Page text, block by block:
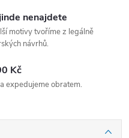
nenajdete
motivy tvoříme z legálně
návrhů.
Kč
expedujeme obratem.